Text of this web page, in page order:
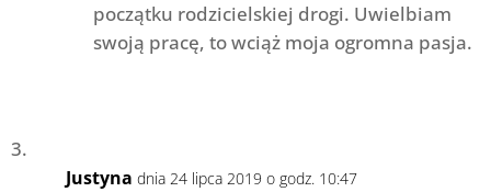
początku rodzicielskiej drogi. Uwielbiam
swoją pracę, to wciąż moja ogromna pasja.
Justyna dnia 24 lipca 2019 o godz. 10:47